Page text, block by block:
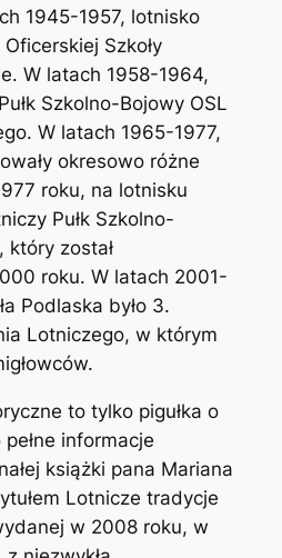
1945-1957, lotnisko
Szkoły
W latach 1958-1964,
Szkolno-Bojowy OSL
W latach 1965-1977,
okresowo różne
roku, na lotnisku
Pułk Szkolno-
który został
roku. W latach 2001-
Podlaska było 3.
Lotniczego, w którym
to tylko pigułka o
informacje
książki pana Mariana
Lotnicze tradycje
w 2008 roku, w